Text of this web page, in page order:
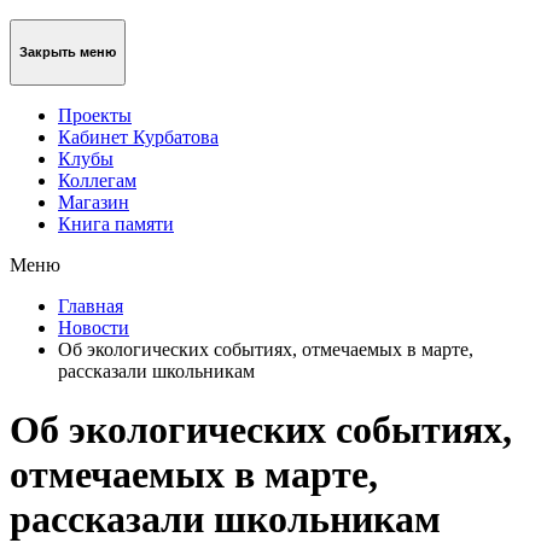
Закрыть меню
Проекты
Кабинет Курбатова
Клубы
Коллегам
Магазин
Книга памяти
Меню
Главная
Новости
Об экологических событиях, отмечаемых в марте,
рассказали школьникам
Об экологических событиях,
отмечаемых в марте,
рассказали школьникам